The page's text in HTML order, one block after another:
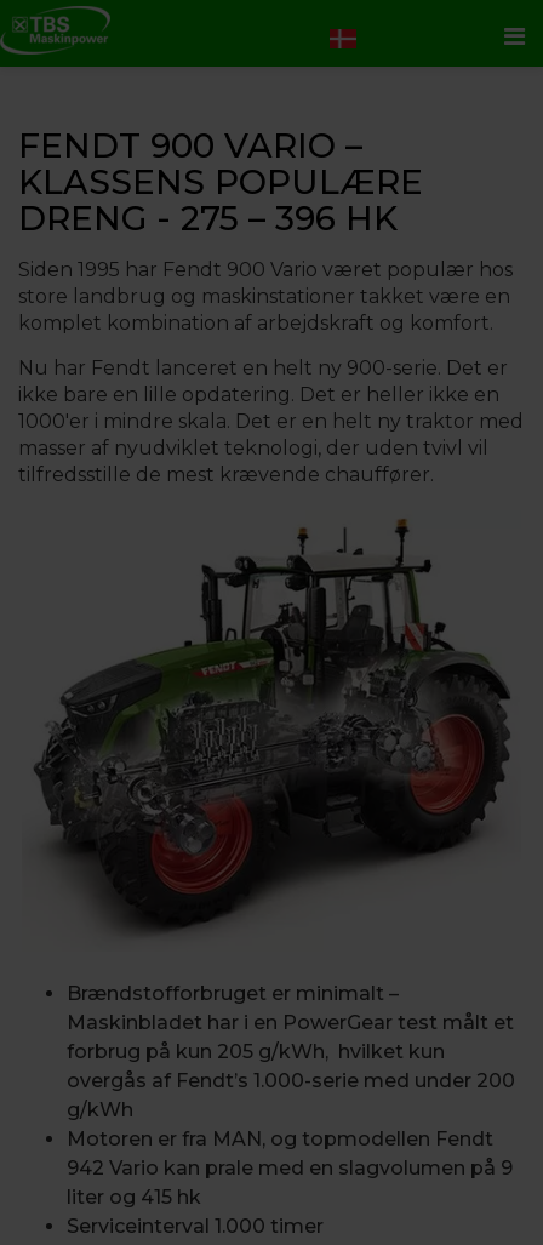
FENDT 900 VARIO –
KLASSENS POPULÆRE
DRENG - 275 – 396 HK
Siden 1995 har Fendt 900 Vario været populær hos
store landbrug og maskinstationer takket være en
komplet kombination af arbejdskraft og komfort.
Nu har Fendt lanceret en helt ny 900-serie. Det er
ikke bare en lille opdatering. Det er heller ikke en
1000'er i mindre skala. Det er en helt ny traktor med
masser af nyudviklet teknologi, der uden tvivl vil
tilfredsstille de mest krævende chauffører.
Brændstofforbruget er minimalt –
Maskinbladet har i en PowerGear test målt et
forbrug på kun 205 g/kWh, hvilket kun
overgås af Fendt’s 1.000-serie med under 200
g/kWh
Motoren er fra MAN, og topmodellen Fendt
942 Vario kan prale med en slagvolumen på 9
liter og 415 hk
Serviceinterval 1.000 timer